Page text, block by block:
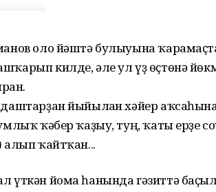
оло йәштә булыуына
килде, әле ул үҙ өҫтөнә
йыйылған хәйер
ҡәбер ҡаҙыу, туң, ҡаты ерҙе
ҡайтҡан...
үткән йома һанында гәзиттә